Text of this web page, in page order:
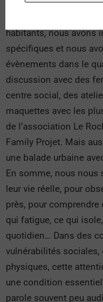
habitants, nous avons
spécifiques et nous
évènements dans le
discussion avec des
centre social, des
maquettes avec les
de l’association Le
Family Projet. Mais
une balade urbaine
En somme, nous
leur vie réelle, pour
près, pour comprendre
qui fatigue, ce qui
quotidien… Dans des
vulnérabilités sociales,
physiques, cette
une condition
parole souvent peu